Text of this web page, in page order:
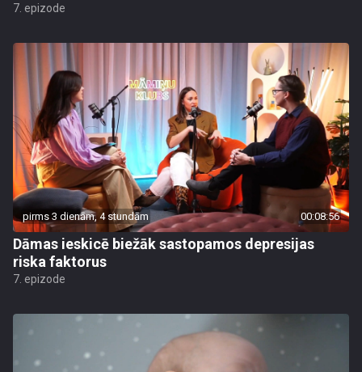
7. epizode
pirms 3 dienām, 4 stundām 00:08:56
Dāmas ieskicē biežāk sastopamos depresijas
riska faktorus
7. epizode